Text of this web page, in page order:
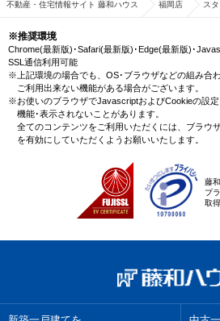
不動産・住宅情報サイト 藤和ハウス 福岡店 ス
※推奨環境
Chrome(最新版)･Safari(最新版)･Edge(最新版)･
SSL通信利用可能
※上記環境の場合でも、OS･ブラウザなどの組み合
ご利用出来ない機能がある場合がございます。
※お使いのブラウザでJavascriptおよびCookieの設
機能･表示されないことがあります。
全てのコンテンツをご利用いただくには、ブラウ
を有効にしていただくようお願いいたします。
藤
プ
取